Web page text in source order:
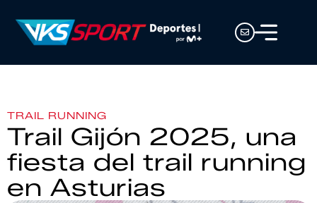
TRAIL RUNNING
Trail Gijón 2025, una
fiesta del trail running
en Asturias